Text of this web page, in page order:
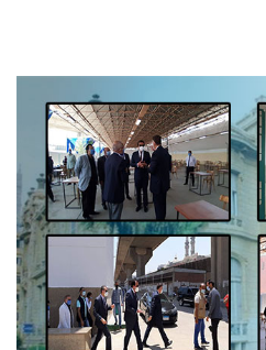
الطلاب
هيئة التدريس
الدراسات العليا
الخريجين